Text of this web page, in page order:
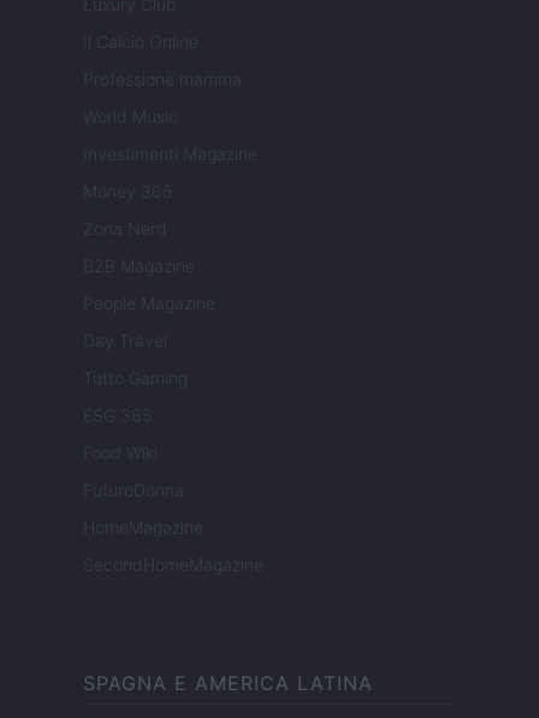
Luxury Club
Il Calcio Online
Professione mamma
World Music
Investimenti Magazine
Money 365
Zona Nerd
B2B Magazine
People Magazine
Day Travel
Tutto Gaming
ESG 365
Food Wiki
FuturoDonna
HomeMagazine
SecondHomeMagazine
SPAGNA E AMERICA LATINA